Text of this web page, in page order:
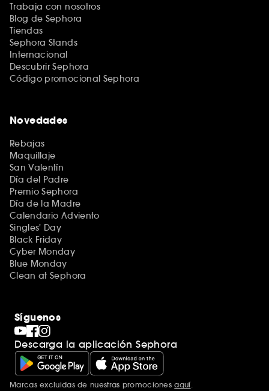
Trabaja con nosotros
Blog de Sephora
Tiendas
Sephora Stands
Internacional
Descubrir Sephora
Código promocional Sephora
Novedades
Rebajas
Maquillaje
San Valentín
Día del Padre
Premio Sephora
Día de la Madre
Calendario Adviento
Singles' Day
Black Friday
Cyber Monday
Blue Monday
Clean at Sephora
Síguenos
Descarga la aplicación Sephora
Marcas excluidas de nuestras promocionesaquí